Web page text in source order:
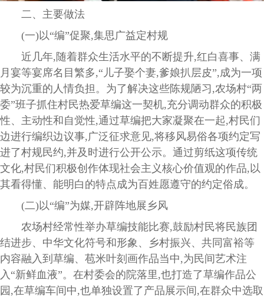
二、主要做法
(一)以“编”促聚,集思广益定村规
近几年,随着群众生活水平的不断提升,红白喜事、满
月宴等宴席名目繁多,“儿子娶个妻,爹娘扒层皮”,成为一项
较为沉重的人情负担。为了解决这些陈规陋习,农场村“两
委”班子抓住村民热爱草编这一契机,充分调动群众的积极
性、主动性和自觉性,通过草编把大家凝聚在一起,村民们
边进行编织边议事,广泛征求意见,将移风易俗各项约定写
进了村规民约,并及时进行公开公示。通过剪纸这项传统
文化,村民们积极创作体现社会主义核心价值观的作品,以
其看得懂、能明白的特点成为百姓愿遵守的约定俗成。
(二)以“编”为媒,开辟阵地展乡风
农场村经常性举办草编技能比赛,鼓励村民将民族团
结进步、中华文化符号和形象、乡村振兴、共同富裕等
内容融入到草编、苞米叶刻画作品当中,为民间艺术注
入“新鲜血液”。在村委会的院落里,也打造了草编作品公
园,在草编车间中,也单独设置了产品展示间,在群众中选取